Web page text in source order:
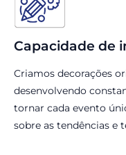
Capacidade de
Criamos decorações
desenvolvendo
tornar cada evento
sobre as tendências e